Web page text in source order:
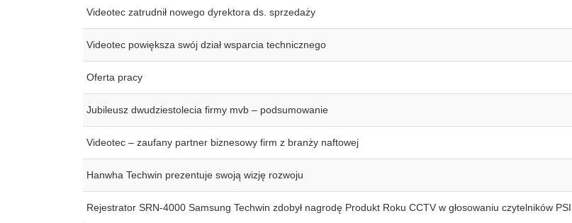
Videotec zatrudnił nowego dyrektora ds. sprzedaży
Videotec powiększa swój dział wsparcia technicznego
Oferta pracy
Jubileusz dwudziestolecia firmy mvb – podsumowanie
Videotec – zaufany partner biznesowy firm z branży naftowej
Hanwha Techwin prezentuje swoją wizję rozwoju
Rejestrator SRN-4000 Samsung Techwin zdobył nagrodę Produkt Roku CCTV w głosowaniu czytelników PSI